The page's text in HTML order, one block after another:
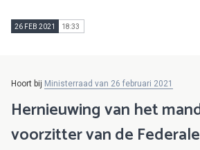
26 FEB 2021 18:33
Hoort bij Ministerraad van 26 februari 2021
Hernieuwing van het
voorzitter van de